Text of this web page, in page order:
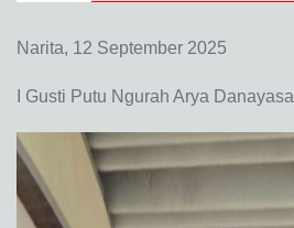
Narita, 12 September 2025
I Gusti Putu Ngurah Arya Danayasa